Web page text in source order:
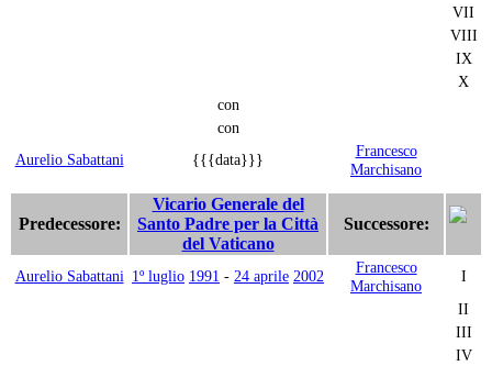
VII
VIII
IX
X
con
con
Aurelio Sabattani
{{{data}}}
Francesco
Marchisano
Predecessore:
Vicario Generale del
Santo Padre per la Città
del Vaticano
Successore:
Aurelio Sabattani 1º luglio 1991 - 24 aprile 2002
Francesco
Marchisano
I
II
III
IV